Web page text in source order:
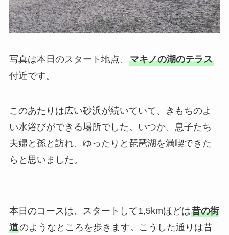
写真は本日のスタート地点、 マキノの湖のテラス
付近です。
このあたりは広い砂浜が続いていて、きもちのよ
い水浴びができる場所でした。いつか、息子たち
夫婦と孫と訪れ、ゆったりと琵琶湖を満喫できた
らと思いました。
本日のコースは、スタートして1,5kmほどは昔の街
道のようなところを歩きます。こうした通りは昔